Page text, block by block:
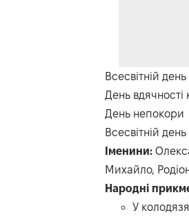
Всесвітній
День вдячності
День непокори
Всесвітній
Іменини:
Михайло,
Народні
У